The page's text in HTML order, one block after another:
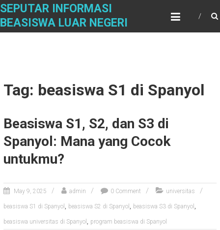
Skip
content
SEPUTAR INFORMASI
BEASISWA LUAR NEGERI
Tag: beasiswa S1 di Spanyol
Beasiswa S1, S2, dan S3 di
Spanyol: Mana yang Cocok
untukmu?
May 9, 2025 admin 0 Comment universitas
beasiswa S1 di Spanyol , beasiswa S2 di Spanyol , beasiswa S3 di Spanyol ,
beasiswa universitas di Spanyol , program beasiswa di Spanyol